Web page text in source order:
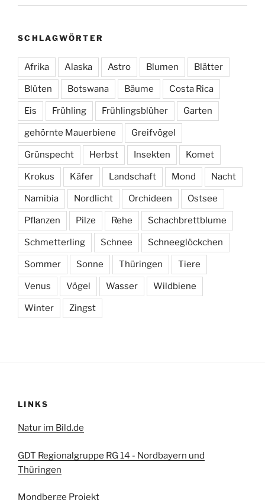
SCHLAGWÖRTER
Afrika Alaska Astro Blumen Blätter
Blüten Botswana Bäume Costa Rica
Eis Frühling Frühlingsblüher Garten
gehörnte Mauerbiene Greifvögel
Grünspecht Herbst Insekten Komet
Krokus Käfer Landschaft Mond Nacht
Namibia Nordlicht Orchideen Ostsee
Pflanzen Pilze Rehe Schachbrettblume
Schmetterling Schnee Schneeglöckchen
Sommer Sonne Thüringen Tiere
Venus Vögel Wasser Wildbiene
Winter Zingst
LINKS
Natur im Bild.de
GDT Regionalgruppe RG 14 - Nordbayern und
Thüringen
Mondberge Projekt